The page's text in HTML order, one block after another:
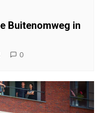
Buitenomweg in
0